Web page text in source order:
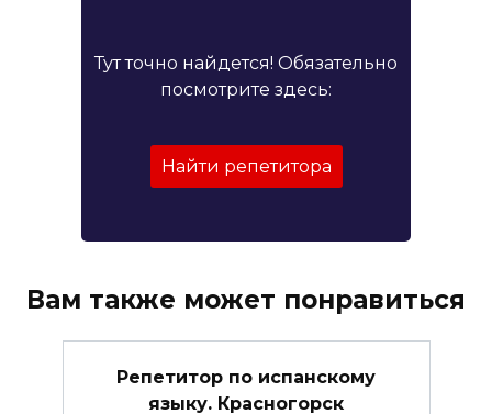
Тут точно найдется! Обязательно
посмотрите здесь:
Найти репетитора
Вам также может понравиться
Репетитор по испанскому
языку. Красногорск